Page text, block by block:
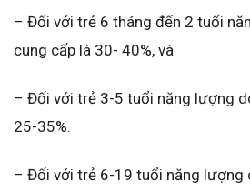
– Đối với trẻ 6 tháng đến 2 tuổi
cung cấp là 30- 40%, và
– Đối với trẻ 3-5 tuổi năng lượng
25-35%.
– Đối với trẻ 6-19 tuổi năng lượng